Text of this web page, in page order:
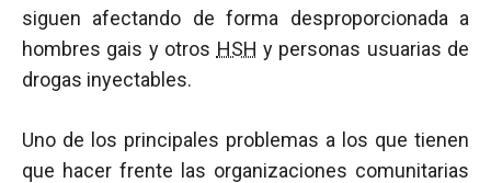
siguen afectando de forma desproporcionada a
hombres gais y otros HSH y personas usuarias de
drogas inyectables.
Uno de los principales problemas a los que tienen
que hacer frente las organizaciones comunitarias